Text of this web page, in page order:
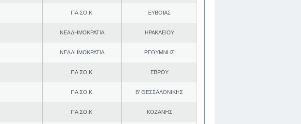
ΠΑ.ΣΟ.Κ. ΕΥΒΟΙΑΣ
ΝΕΑ ΔΗΜΟΚΡΑΤΙΑ ΗΡΑΚΛΕΙΟΥ
ΝΕΑ ΔΗΜΟΚΡΑΤΙΑ ΡΕΘΥΜΝΗΣ
ΠΑ.ΣΟ.Κ. ΕΒΡΟΥ
ΠΑ.ΣΟ.Κ. Β' ΘΕΣΣΑΛΟΝΙΚΗΣ
ΠΑ.ΣΟ.Κ. ΚΟΖΑΝΗΣ